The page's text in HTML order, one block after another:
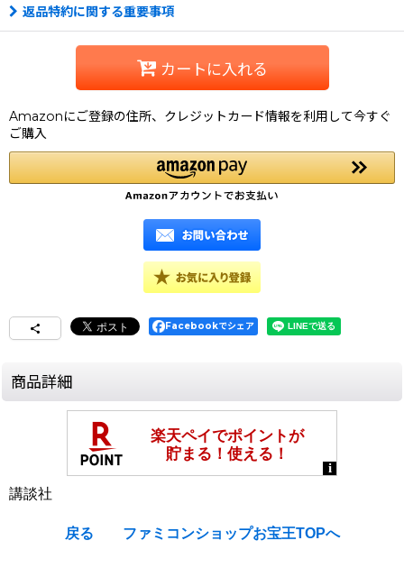
返品特約に関する重要事項
カートに入れる
Amazonにご登録の住所、クレジットカード情報を利用して今すぐ
ご購入
Facebookでシェア
商品詳細
講談社
戻る ファミコンショップお宝王TOPへ